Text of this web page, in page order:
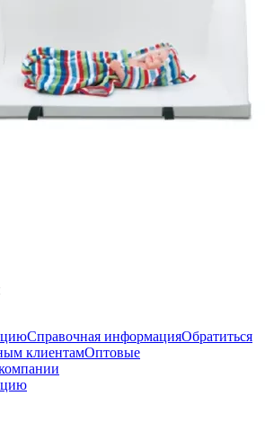
Справочная информацияОбратиться
клиентамОптовые